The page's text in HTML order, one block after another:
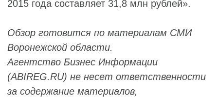
2015 года составляет 31,8 млн рублей».
Обзор готовится по материалам СМИ
Воронежской области.
Агентство Бизнес Информации
(ABIREG.RU) не несет ответственности
за содержание материалов,